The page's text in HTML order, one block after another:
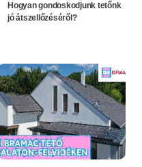
Hogyan gondoskodjunk tetőnk
jó átszellőzéséről?